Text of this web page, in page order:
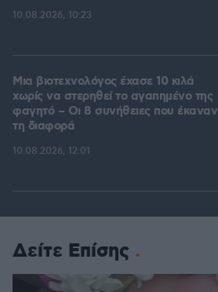
10.08.2026, 10:23
Μια βιοτεχνολόγος έχασε 10 κιλά
χωρίς να στερηθεί το αγαπημένο της
φαγητό – Οι 8 συνήθειες που έκαναν
τη διαφορά
10.08.2026, 12:01
Δείτε Επίσης